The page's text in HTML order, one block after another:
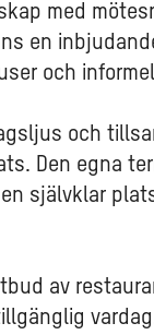
med
en
och
och
Den egna
självklar
av